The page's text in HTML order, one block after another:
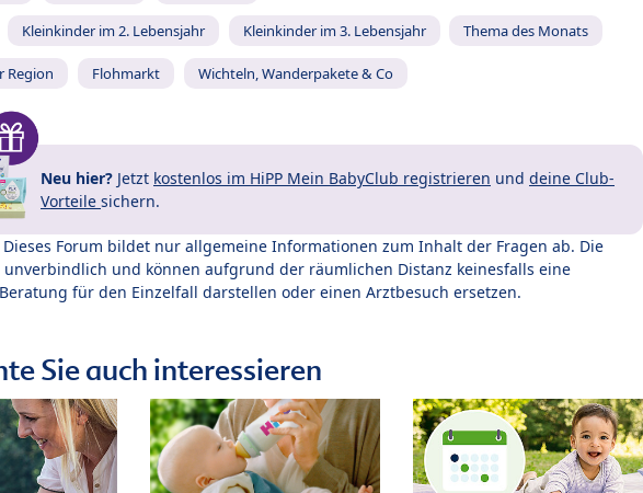
Kleinkinder im 2. Lebensjahr Kleinkinder im 3. Lebensjahr Thema des Monats
Region Flohmarkt Wichteln, Wanderpakete & Co
Neu hier? Jetzt kostenlos im HiPP Mein BabyClub registrieren und deine Club-
Vorteile sichern.
Forum bildet nur allgemeine Informationen zum Inhalt der Fragen ab. Die
und können aufgrund der räumlichen Distanz keinesfalls eine
für den Einzelfall darstellen oder einen Arztbesuch ersetzen.
Sie auch interessieren